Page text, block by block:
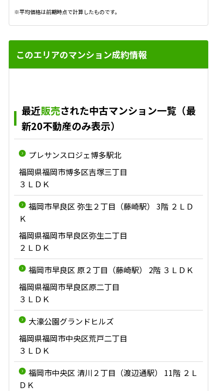
※平均価格は前期時点で計算したものです。
このエリアのマンション成約情報
最近販売された中古マンション一覧（最
新20不動産のみ表示）
プレサンスロジェ博多駅北
福岡県福岡市博多区吉塚三丁目
３ＬＤＫ
福岡市早良区 弥生２丁目（藤崎駅） 3階 ２ＬＤ
Ｋ
福岡県福岡市早良区弥生二丁目
２ＬＤＫ
福岡市早良区 原２丁目（藤崎駅） 2階 ３ＬＤＫ
福岡県福岡市早良区原二丁目
３ＬＤＫ
大濠公園グランドヒルズ
福岡県福岡市中央区荒戸二丁目
３ＬＤＫ
福岡市中央区 清川２丁目（渡辺通駅） 11階 ２Ｌ
ＤＫ